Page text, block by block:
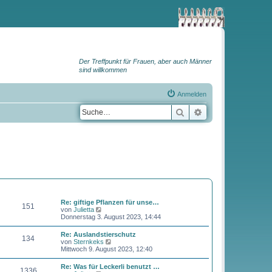
Der Treffpunkt für Frauen, aber auch Männer
sind willkommen
Anmelden
Suche
151
Re: giftige Pflanzen für unse…
von Julietta
e
e
s
t
e
r
B
Donnerstag 3. August 2023, 14:44
134
Re: Auslandstierschutz
von Sternkeks
e
e
s
Mittwoch 9. August 2023, 12:40
Re: Was für Leckerli benutzt …